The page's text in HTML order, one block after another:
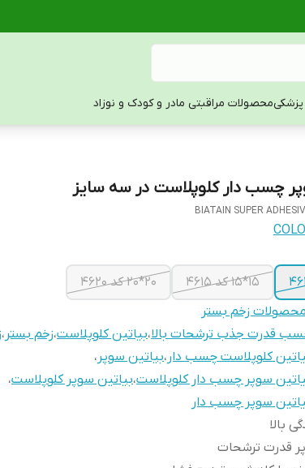
پزشکیمحصولات مراقبتی مادر و کودک و نوزاد
چسب دار کلوپلاست در سه سایز
BIATAIN SUPER
15*15 کد 4615
20*20 کد 4620
زخم بستر
قدرت جذب ترشحات بالا،بیاتین کلوپلاست،زخم بستر ،
کلوپلاست چسب دار ،بیاتین سوپر ،
سوپر چسب دار کلوپلاست،بیاتین سوپر کلوپلاست،
سوپر چسب دار
بالا
پر قدرت ترشحات